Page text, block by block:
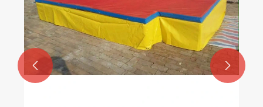
 